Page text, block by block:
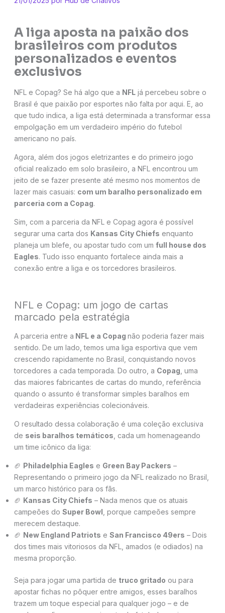
A liga aposta na paixão dos
brasileiros com produtos
personalizados e eventos
exclusivos
NFL e Copag? Se há algo que a NFLjá percebeu sobre o
Brasil é que paixão por esportes não falta por aqui. E, ao
que tudo indica, a liga está determinada a transformar essa
empolgação em um verdadeiro império do futebol
americano no país.
Agora, além dos jogos eletrizantes e do primeiro jogo
oficial realizado em solo brasileiro, a NFL encontrou um
jeito de se fazer presente até mesmo nos momentos de
lazer mais casuais: com um baralho personalizado em
parceria com a Copag.
Sim, com a parceria da NFL e Copag agora é possível
segurar uma carta dos Kansas City Chiefs enquanto
planeja um blefe, ou apostar tudo com um full house dos
Eagles. Tudo isso enquanto fortalece ainda mais a
conexão entre a liga e os torcedores brasileiros.
NFL e Copag: um jogo de cartas
marcado pela estratégia
A parceria entre a NFL e a Copag não poderia fazer mais
sentido. De um lado, temos uma liga esportiva que vem
crescendo rapidamente no Brasil, conquistando novos
torcedores a cada temporada. Do outro, a Copag , uma
das maiores fabricantes de cartas do mundo, referência
quando o assunto é transformar simples baralhos em
verdadeiras experiências colecionáveis.
O resultado dessa colaboração é uma coleção exclusiva
de seis baralhos temáticos , cada um homenageando
um time icônico da liga:
🏈 Philadelphia Eagles e Green Bay Packers –
Representando o primeiro jogo da NFL realizado no Brasil,
um marco histórico para os fãs.
🏈 Kansas City Chiefs – Nada menos que os atuais
campeões do Super Bowl , porque campeões sempre
merecem destaque.
🏈 New England Patriots e San Francisco 49ers – Dois
dos times mais vitoriosos da NFL, amados (e odiados) na
mesma proporção.
Seja para jogar uma partida de truco gritado ou para
apostar fichas no pôquer entre amigos, esses baralhos
trazem um toque especial para qualquer jogo – e de